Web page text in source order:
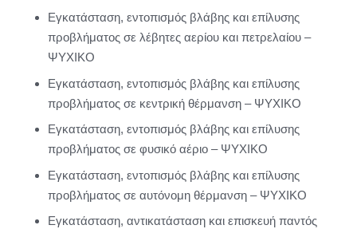
Εγκατάσταση, εντοπισμός βλάβης και επίλυσης
προβλήματος σε λέβητες αερίου και πετρελαίου –
ΨΥΧΙΚΟ
Εγκατάσταση, εντοπισμός βλάβης και επίλυσης
προβλήματος σε κεντρική θέρμανση – ΨΥΧΙΚΟ
Εγκατάσταση, εντοπισμός βλάβης και επίλυσης
προβλήματος σε φυσικό αέριο – ΨΥΧΙΚΟ
Εγκατάσταση, εντοπισμός βλάβης και επίλυσης
προβλήματος σε αυτόνομη θέρμανση – ΨΥΧΙΚΟ
Εγκατάσταση, αντικατάσταση και επισκευή παντός